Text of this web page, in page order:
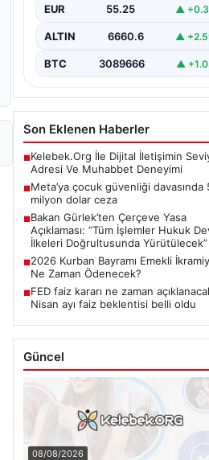
EUR 55.25 ▲
ALTIN 6660.6 ▲
BTC 3089666 ▲
Son Eklenen Haberler
■Kelebek.Org İle Dijital İletişimin
Adresi Ve Muhabbet Deneyimi
■Meta’ya çocuk güvenliği davasında
milyon dolar ceza
■Bakan Gürlek’ten Çerçeve Yasa
Açıklaması: “Tüm İşlemler Hukuk
İlkeleri Doğrultusunda Yürütülecek”
■2026 Kurban Bayramı Emekli
Ne Zaman Ödenecek?
■FED faiz kararı ne zaman
Nisan ayı faiz beklentisi belli oldu
Güncel
08/08/2026